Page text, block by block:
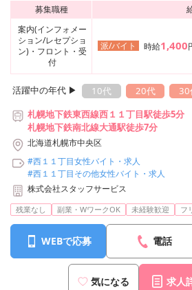
募集職種
案内(インフォメー
ション/レセプショ
ン)・フロント・受
付
派/バイト 時給1,400
活躍中の年代 ▶︎ 10代 20代 30
札幌地下鉄東西線西１１丁目駅徒歩5分
札幌地下鉄南北線大通駅徒歩7分
北海道札幌市中央区
#西１１丁目女性バイト・求人
#西１１丁目その他女性バイト・求人
株式会社スタッフサービス
残業なし 副業・WワークOK 未経験歓迎 フ
WEBで応募 電話
気になる 求人